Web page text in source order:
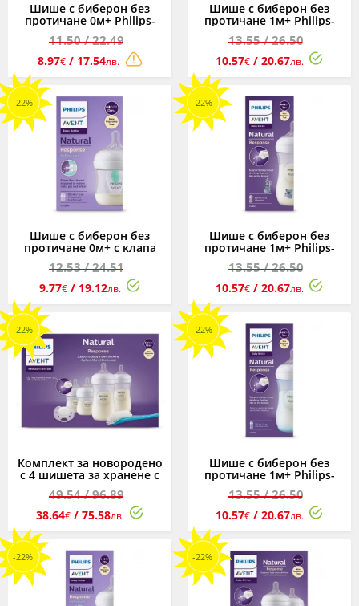
Шише с биберон без
протичане 0м+ Philips-
Avent Natural Response
3.0, 125мл
11.50/ 22.49
8.97€/ 17.54лв.
Шише с биберон без
протичане 1м+ Philips-
Avent Natural Response
3.0, 260мл, жираф
13.55/ 26.50
10.57€ / 20.67лв.
-22%
Шише с биберон без
протичане 0м+ с клапа
AirFree Philips-Avent
Natural Response 3.0,
125мл
12.53/ 24.51
9.77€ / 19.12лв.
-22%
Шише с биберон без
протичане 1м+ Philips-
Avent Natural Response
3.0, 260мл, коала
13.55/ 26.50
10.57€ / 20.67лв.
-22%
Комплект за новородено
с 4 шишета за хранене с
биберони без протичане,
залъгалка Ultra Soft и
четка за почистване
Philips-Avent Natural
49.54/ 96.89
38.64€ / 75.58лв.
-22%
Шише с биберон без
протичане 1м+ Philips-
Avent Natural Response
3.0, 260мл, синьо
13.55/ 26.50
10.57€ / 20.67лв.
-22% -22%